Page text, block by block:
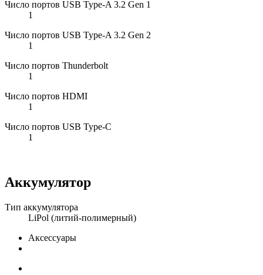
Число портов USB Type-A 3.2 Gen 1
1
Число портов USB Type-A 3.2 Gen 2
1
Число портов Thunderbolt
1
Число портов HDMI
1
Число портов USB Type-C
1
Аккумулятор
Тип аккумулятора
LiPol (литий-полимерный)
Аксессуары